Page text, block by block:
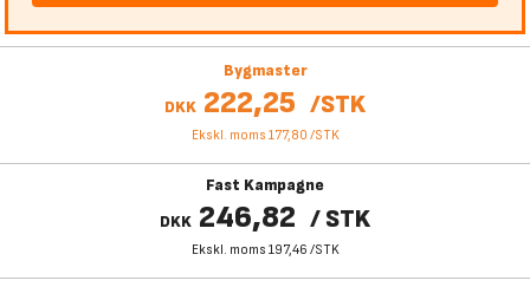
Bygmaster
DKK 222,25 /STK
Ekskl. moms 177,80 /STK
Fast Kampagne
DKK 246,82 /STK
Ekskl. moms 197,46 /STK